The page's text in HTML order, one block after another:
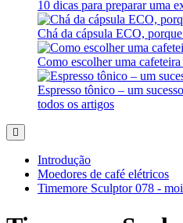
10 dicas para preparar uma
Chá da cápsula ECO,
Como escolher uma
Espresso tônico – um
todos os artigos
Introdução
Moedores de café elétricos
Timemore Sculptor 078 -